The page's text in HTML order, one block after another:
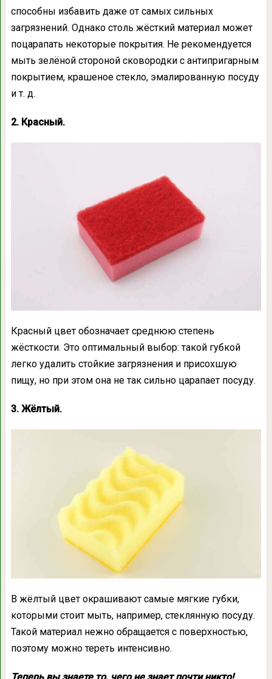
способны избавить даже от самых сильных
загрязнений. Однако столь жёсткий материал может
поцарапать некоторые покрытия. Не рекомендуется
мыть зелёной стороной сковородки с антипригарным
покрытием, крашеное стекло, эмалированную посуду
и т. д.
2. Красный.
Красный цвет обозначает среднюю степень
жёсткости. Это оптимальный выбор: такой губкой
легко удалить стойкие загрязнения и присохшую
пищу, но при этом она не так сильно царапает посуду.
3. Жёлтый.
В жёлтый цвет окрашивают самые мягкие губки,
которыми стоит мыть, например, стеклянную посуду.
Такой материал нежно обращается с поверхностью,
поэтому можно тереть интенсивно.